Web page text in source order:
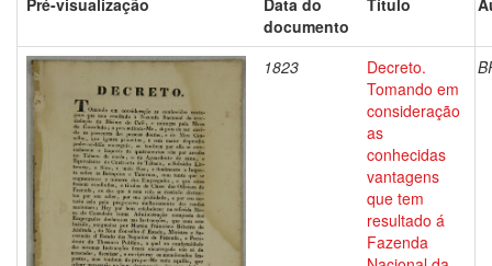
Pré-visualização
Data do
documento
Título
1823
Decreto.
Tomando em
consideração
as
conhecidas
vantagens
que tem
resultado á
Fazenda